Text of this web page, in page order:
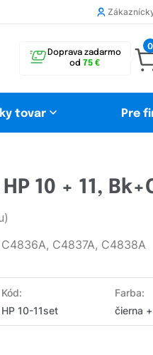
Doprava zadarmo
od 75 €
0
tovar Pre
10 + 11,
C4837A, C4838A
Kód:
HP 10-11set
Farba:
čierna